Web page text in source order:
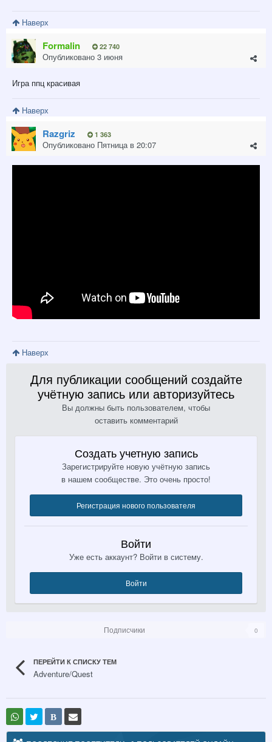
Наверх
Formalin 22 740
Опубликовано 3 июня
Игра ппц красивая
Наверх
Razgriz 1 363
Опубликовано Пятница в 20:07
Наверх
Для публикации сообщений создайте
учётную запись или авторизуйтесь
Вы должны быть пользователем, чтобы
оставить комментарий
Создать учетную запись
Зарегистрируйте новую учётную запись
в нашем сообществе. Это очень просто!
Регистрация нового пользователя
Войти
Уже есть аккаунт? Войти в систему.
Войти
Подписчики 0
ПЕРЕЙТИ К СПИСКУ ТЕМ
Adventure/Quest
В